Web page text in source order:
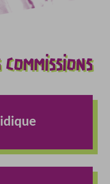
COMMISSIONS